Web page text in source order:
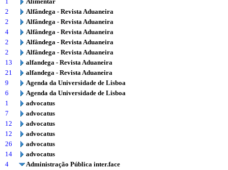
2
Alfândega - Revista Aduaneira
2
Alfândega - Revista Aduaneira
4
Alfândega - Revista Aduaneira
2
Alfândega - Revista Aduaneira
2
Alfândega - Revista Aduaneira
13
alfandega - Revista Aduaneira
21
alfandega - Revista Aduaneira
9
Agenda da Universidade de Lisboa
6
Agenda da Universidade de Lisboa
1
advocatus
7
advocatus
12
advocatus
12
advocatus
26
advocatus
14
advocatus
4
Administração Pública inter.face